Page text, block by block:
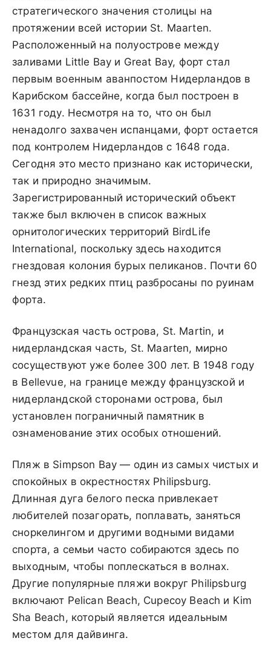
стратегического значения столицы на
протяжении всей истории St. Maarten.
Расположенный на полуострове между
заливами Little Bay и Great Bay, форт стал
первым военным аванпостом Нидерландов в
Карибском бассейне, когда был построен в
1631 году. Несмотря на то, что он был
ненадолго захвачен испанцами, форт остается
под контролем Нидерландов с 1648 года.
Сегодня это место признано как исторически,
так и природно значимым.
Зарегистрированный исторический объект
также был включен в список важных
орнитологических территорий BirdLife
International, поскольку здесь находится
гнездовая колония бурых пеликанов. Почти 60
гнезд этих редких птиц разбросаны по руинам
форта.
Французская часть острова, St. Martin, и
нидерландская часть, St. Maarten, мирно
сосуществуют уже более 300 лет. В 1948 году
в Bellevue, на границе между французской и
нидерландской сторонами острова, был
установлен пограничный памятник в
ознаменование этих особых отношений.
Пляж в Simpson Bay — один из самых чистых и
спокойных в окрестностях Philipsburg.
Длинная дуга белого песка привлекает
любителей позагорать, поплавать, заняться
сноркелингом и другими водными видами
спорта, а семьи часто собираются здесь по
выходным, чтобы поплескаться в волнах.
Другие популярные пляжи вокруг Philipsburg
включают Pelican Beach, Cupecoy Beach и Kim
Sha Beach, который является идеальным
местом для дайвинга.